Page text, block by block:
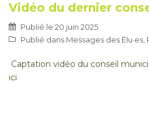
Vidéo du dernier
Publié le 20 juin 2025
Publié dans Messages des Élu·es
Captation vidéo du conseil
ici